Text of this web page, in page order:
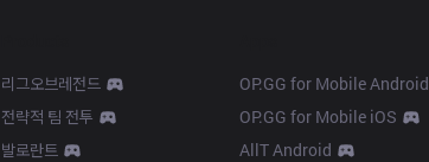
리그오브레전드
전략적 팀 전투
발로란트
OP.GG for Mobile Android
OP.GG for Mobile iOS
AllT Android